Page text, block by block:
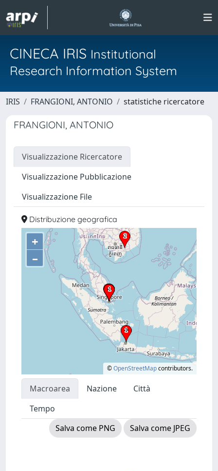
CINECA IRIS Institutional
Research Information System
IRIS FRANGIONI, ANTONIO statistiche ricercatore
FRANGIONI, ANTONIO
Visualizzazione Ricercatore
Visualizzazione Pubblicazione
Visualizzazione File
Distribuzione geografica
+
–
©OpenStreetMapcontributors.
Macroarea Nazione
Città
Tempo
Salva come PNG
Salva come JPEG